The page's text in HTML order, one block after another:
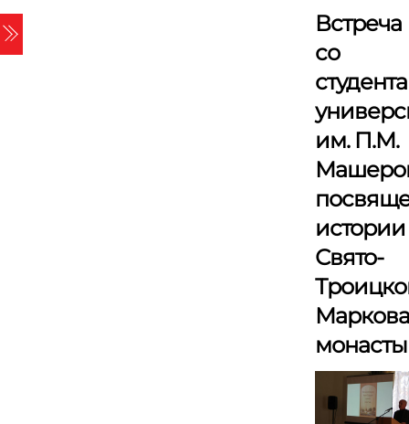
Skip
to
content
Встреча
со
им. П.М.
истории
Свято-
Маркова